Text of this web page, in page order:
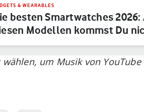
& WEARABLES
besten Smartwatches 2026:
Modellen kommst Du
um Musik von